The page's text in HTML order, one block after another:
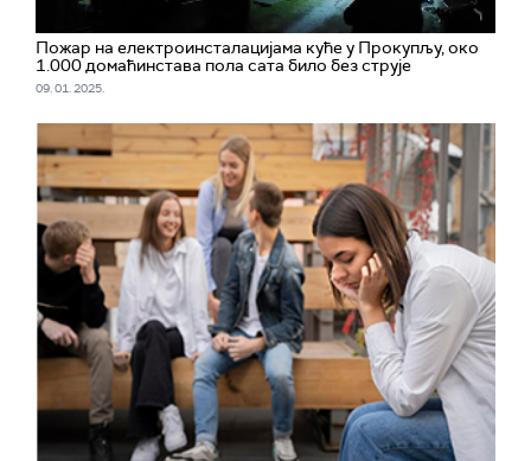
Пожар на електроинсталацијама куће у Прокупљу, око
1.000 домаћинстава пола сата било без струје
09. 01. 2025.